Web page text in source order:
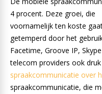
4 procent. Deze groei, die
voornamelijk ten koste
getemperd door het
Facetime, Groove IP,
telecom providers ook
spraakcommunicatie over
spraakcommunicatie, die